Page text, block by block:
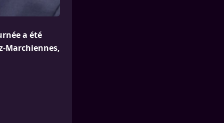
a été
Marchiennes,